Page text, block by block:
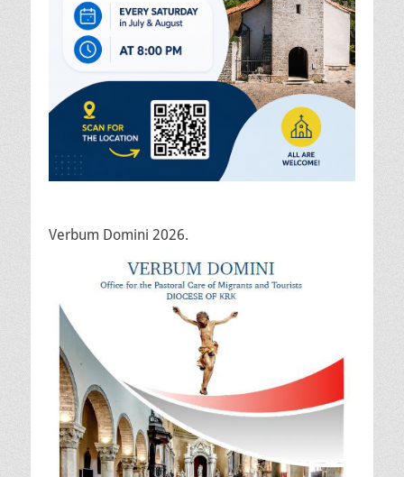
Verbum Domini 2026.